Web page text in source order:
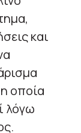
και
οποία
λόγω